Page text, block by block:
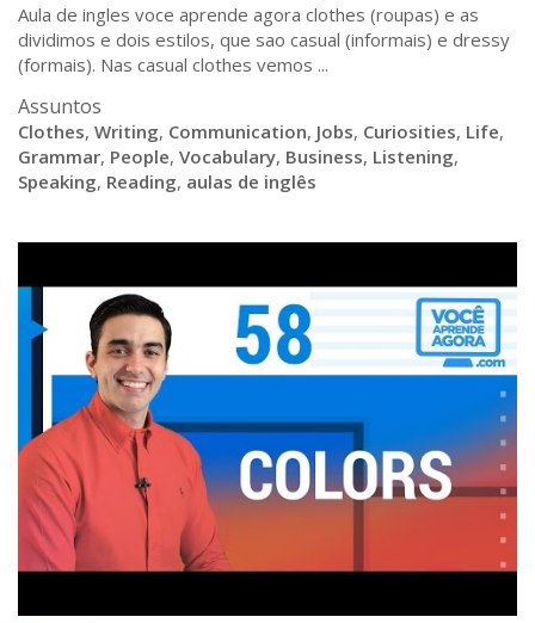
Aula de ingles voce aprende agora clothes (roupas) e as
dividimos e dois estilos, que sao casual (informais) e dressy
(formais). Nas casual clothes vemos ...
Assuntos
Clothes, Writing, Communication, Jobs, Curiosities, Life,
Grammar, People, Vocabulary, Business, Listening,
Speaking, Reading, aulas de inglês